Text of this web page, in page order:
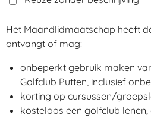
Het Maandlidmaatschap heeft
ontvangt of mag:
onbeperkt gebruik maken
Golfclub Putten, inclusief
korting op cursussen/
kosteloos een golfclub